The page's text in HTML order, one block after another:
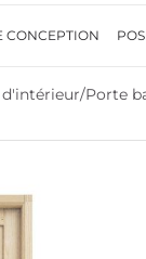
CONCEPTION
/Porte